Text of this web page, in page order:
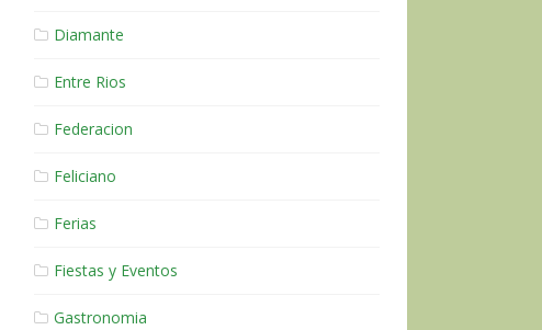
Diamante
Entre Rios
Federacion
Feliciano
Ferias
Fiestas y Eventos
Gastronomia